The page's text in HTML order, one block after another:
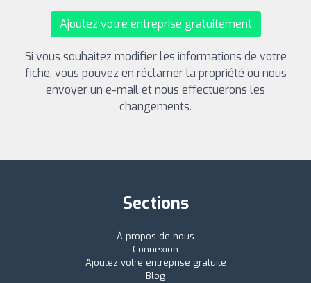
Ajoutez votre entreprise gratuitement
Si vous souhaitez modifier les informations de votre
fiche, vous pouvez en réclamer la propriété ou nous
envoyer un e-mail et nous effectuerons les
changements.
Sections
À propos de nous
Connexion
Ajoutez votre entreprise gratuite
Blog